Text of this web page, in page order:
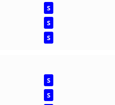
S
S
S
S
S